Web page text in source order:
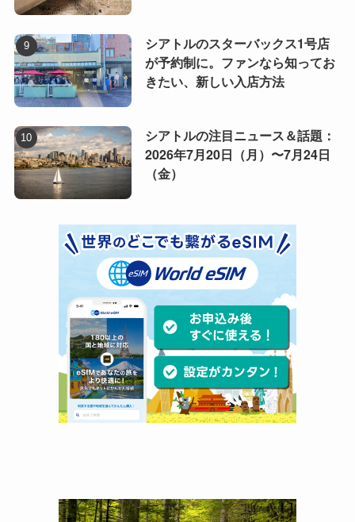
シアトルのスターバックス1号店
が予約制に。ファンなら知ってお
きたい、新しい入店方法
シアトルの注目ニュース＆話題：
2026年7月20日（月）〜7月24日
（金）